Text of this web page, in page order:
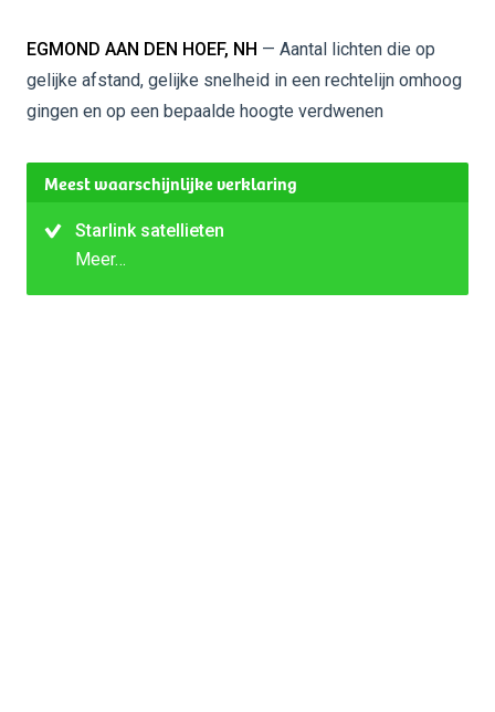
EGMOND AAN DEN HOEF, NH — Aantal lichten die op
gelijke afstand, gelijke snelheid in een rechtelijn omhoog
gingen en op een bepaalde hoogte verdwenen
Meest waarschijnlijke verklaring
Starlink satellieten
Meer…